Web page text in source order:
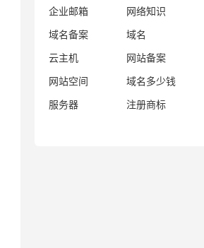
企业邮箱 网络知识
域名备案
域名
云主机
网站备案
网站空间
域名多少钱
服务器
注册商标